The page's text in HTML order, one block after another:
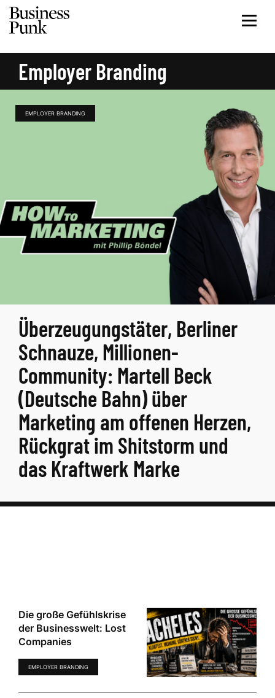
Employer Branding
EMPLOYER BRANDING
Überzeugungstäter, Berliner
Schnauze, Millionen-
Community: Martell Beck
(Deutsche Bahn) über
Marketing am offenen Herzen,
Rückgrat im Shitstorm und
das Kraftwerk Marke
Die große Gefühlskrise
der Businesswelt: Lost
Companies
EMPLOYER BRANDING